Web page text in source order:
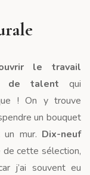
le travail
de talent qui
! On y trouve
un bouquet
mur. Dix-neuf
cette sélection,
j’ai souvent eu